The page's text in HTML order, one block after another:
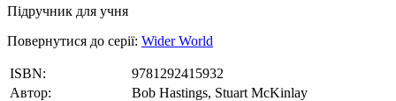
Підручник для учня
Повернутися до серії: Wider World
ISBN:
9781292415932
Автор:
Bob Hastings, Stuart McKinlay